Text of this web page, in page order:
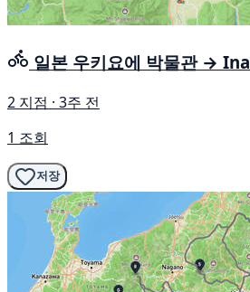
일본 우키요에 박물관 → Ina
2 지점 · 3주 전
1 조회
저장